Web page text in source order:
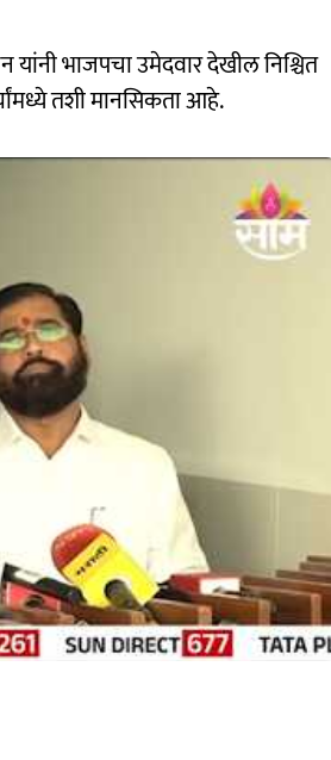
यांनी भाजपचा उमेदवार देखील निश्चित
तशी मानसिकता आहे.